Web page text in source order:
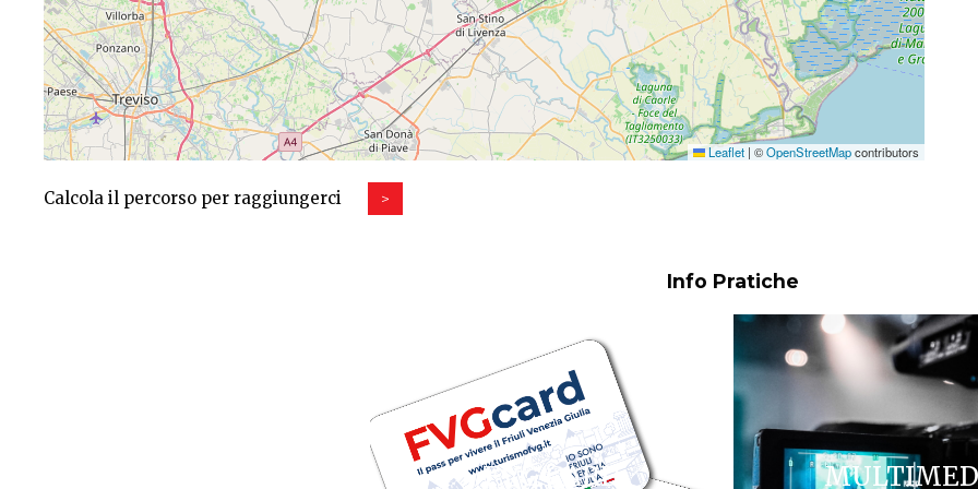
Leaflet | ©OpenStreetMapcontributors
Calcola il percorso per raggiungerci >
Info Pratiche
FVG CARD